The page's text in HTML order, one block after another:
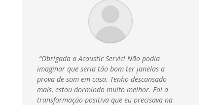
“Obrigada a Acoustic Servic! Não podia
imaginar que seria tão bom ter janelas a
prova de som em casa. Tenho descansado
mais, estou dormindo muito melhor. Foi a
transformação positiva que eu precisava na